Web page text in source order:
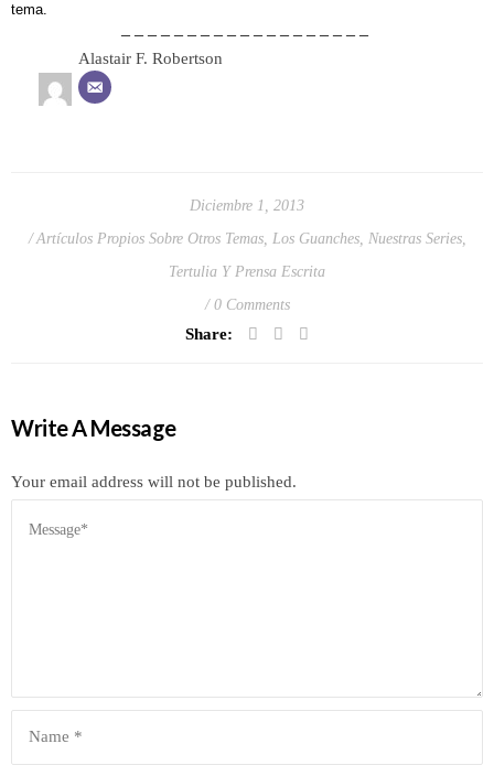
tema.
– – – – – – – – – – – – – – – – – – –
Alastair F. Robertson
Diciembre 1, 2013
Artículos Propios Sobre Otros Temas, Los Guanches, Nuestras Series,
Tertulia Y Prensa Escrita
0 Comments
Share:
Write A Message
Your email address will not be published.